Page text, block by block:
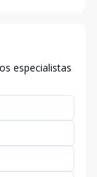
especialistas